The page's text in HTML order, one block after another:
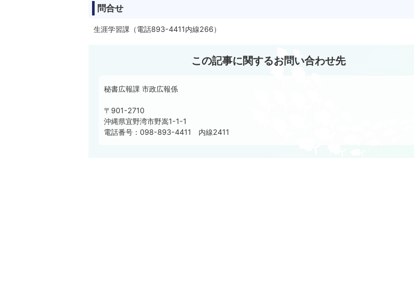
問合せ
生涯学習課（電話893-4411内線266）
この記事に関するお問い合わせ先
秘書広報課 市政広報係
〒901-2710
沖縄県宜野湾市野嵩1-1-1
電話番号：098-893-4411 内線2411